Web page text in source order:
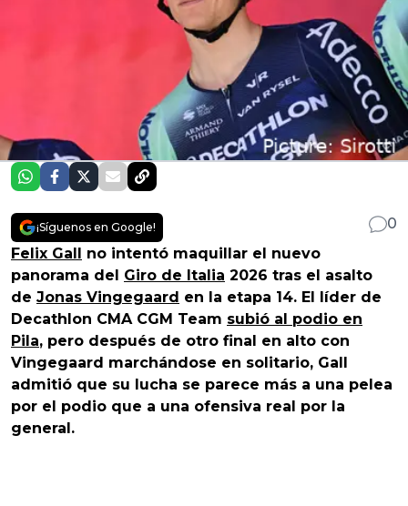
¡Síguenos en Google!
0
Felix Gall no intentó maquillar el nuevo
panorama del Giro de Italia 2026 tras el asalto
de Jonas Vingegaard en la etapa 14. El líder de
Decathlon CMA CGM Team subió al podio en
Pila, pero después de otro final en alto con
Vingegaard marchándose en solitario, Gall
admitió que su lucha se parece más a una pelea
por el podio que a una ofensiva real por la
general.